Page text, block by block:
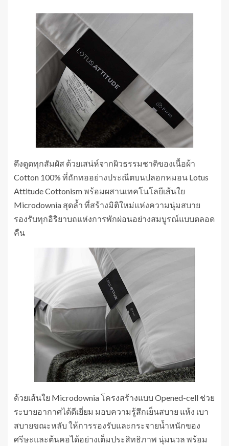
ดึงดูดทุกสัมผัส ด้วยเสน่ห์จากผิวธรรมชาติของเนื้อผ้า
Cotton 100% ที่ถักทออย่างประณีตบนปลอกหมอน Lotus
Attitude Cottonism พร้อมผสานเทคโนโลยีเส้นใย
Microdownia สุดล้ำ ที่สร้างมิติใหม่แห่งความนุ่มสบาย
รองรับทุกอิริยาบถแห่งการพักผ่อนอย่างสมบูรณ์แบบตลอด
คืน
ด้วยเส้นใย Microdownia โครงสร้างแบบ Opened-cell ช่วย
ระบายอากาศได้ดีเยี่ยม มอบความรู้สึกเย็นสบาย แห้ง เบา
สบายขณะหลับ ให้การรองรับและกระจายน้ำหนักของ
ศรีษะและต้นคอได้อย่างเต็มประสิทธิภาพ นุ่มนวล พร้อม